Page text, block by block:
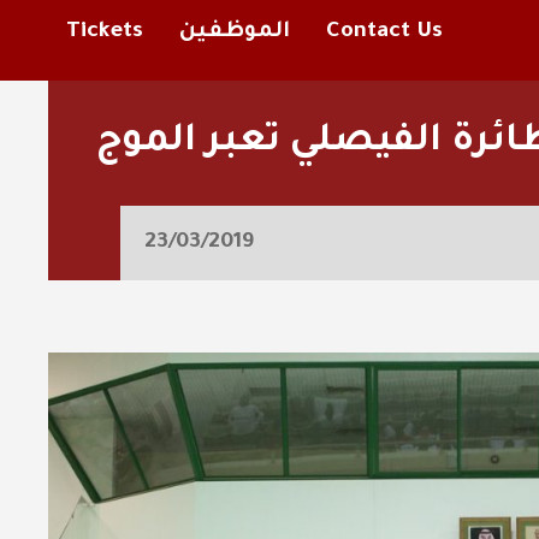
Tickets الموظفين Contact Us
الفيصلي تعبر الموج
23/03/2019